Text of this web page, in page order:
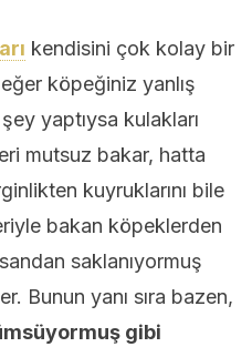
kendisini çok kolay bir
köpeğiniz yanlış
yaptıysa kulakları
mutsuz bakar, hatta
kuyruklarını bile
bakan köpeklerden
saklanıyormuş
Bunun yanı sıra bazen,
gibi